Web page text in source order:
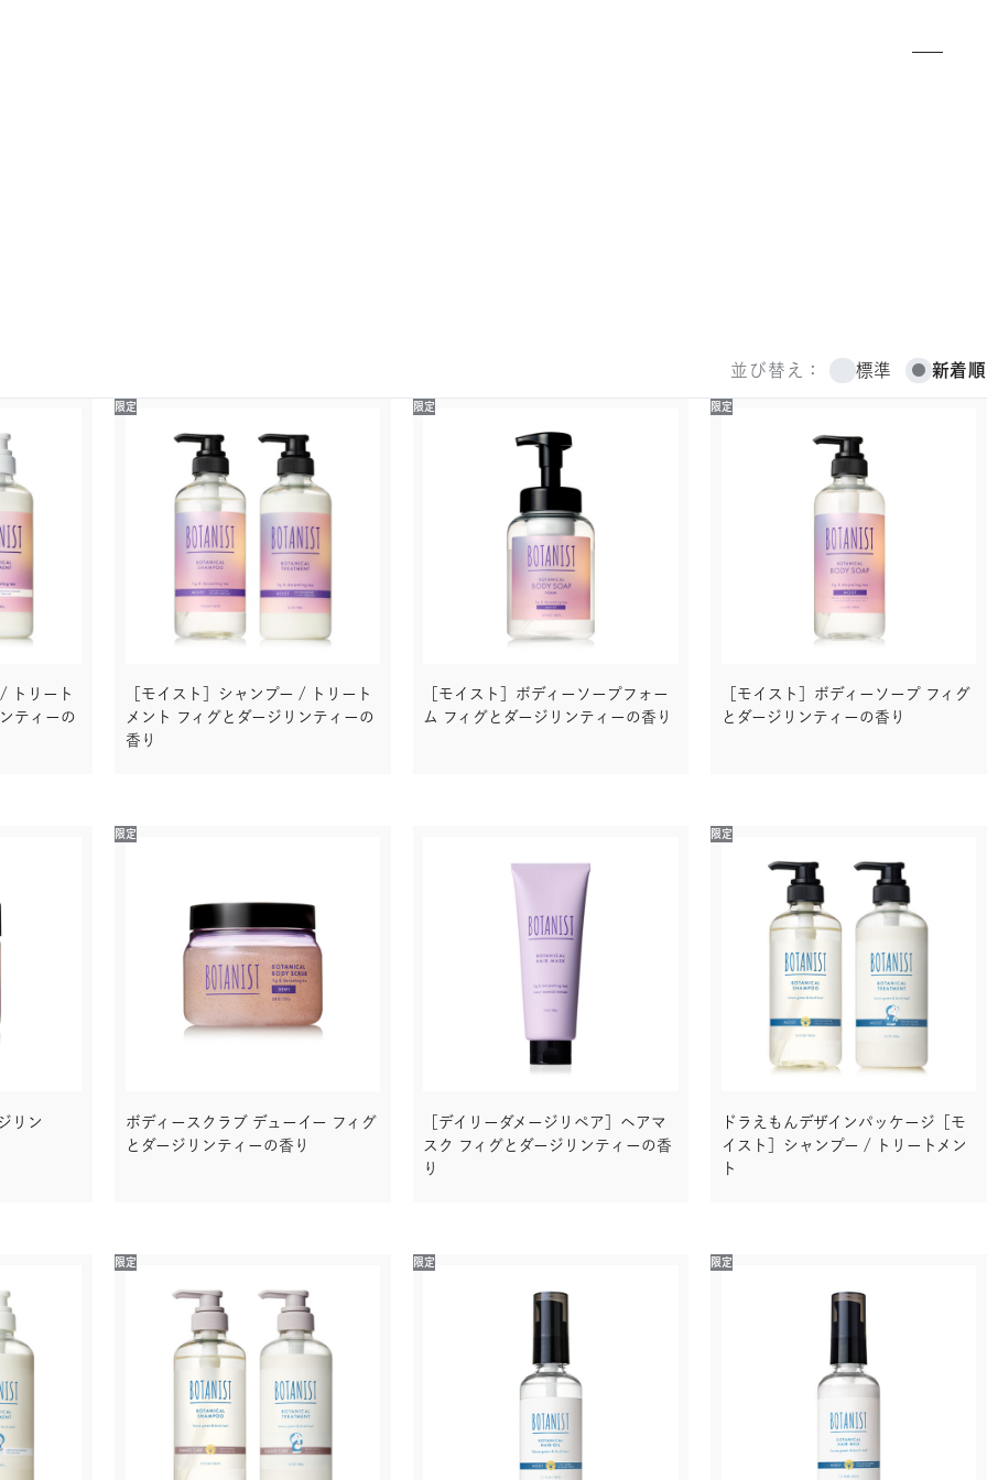
並び替え： 標準 新着順
トリート
ティーの
限定
［モイスト］シャンプー / トリート
メント フィグとダージリンティーの
香り
限定
［モイスト］ボディーソープフォー
ム フィグとダージリンティーの香り
限定
［モイスト］ボディーソープ フィグ
とダージリンティーの香り
リン
限定
ボディースクラブ デューイー フィグ
とダージリンティーの香り
［デイリーダメージリペア］ヘアマ
スク フィグとダージリンティーの香
り
限定
ドラえもんデザインパッケージ［モ
イスト］シャンプー / トリートメン
ト
限定 限定 限定